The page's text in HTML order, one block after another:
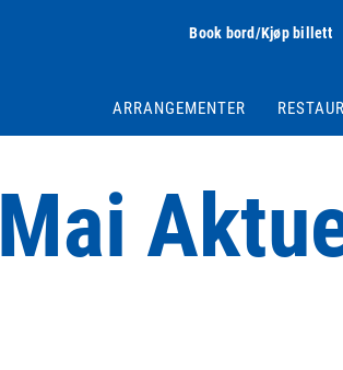
Book bord/Kjøp billett
ARRANGEMENTER
Mai